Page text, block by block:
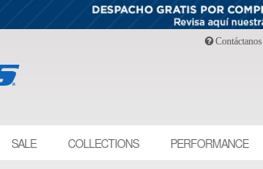
Contáctanos
SALE COLLECTIONS PERFORMANCE